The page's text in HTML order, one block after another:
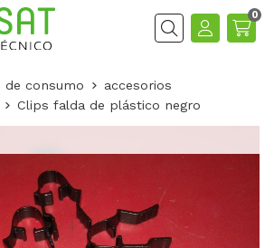
Buscar
0
de consumo
accesorios
Clips falda de plástico negro